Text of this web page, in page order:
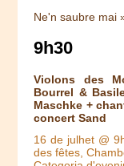
Ne'n saubre mai
9h30
Violons des
Bourrel &
Maschke +
concert Sand
16 de julhet @
des fêtes,